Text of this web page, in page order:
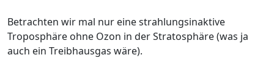
Betrachten wir mal nur eine strahlungsinaktive
Troposphäre ohne Ozon in der Stratosphäre (was ja
auch ein Treibhausgas wäre).